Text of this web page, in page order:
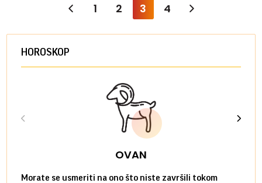
1 2 3 4
HOROSKOP
OVAN
Morate se usmeriti na ono što niste završili tokom